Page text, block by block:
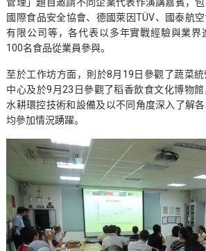
國際食品安全協會、德國萊因TÜV、國泰航
有限公司等，各代表以多年實戰經驗與業界
100名食品從業員參與。
至於工作坊方面，則於8月19日參觀了蔬菜
中心及於9月23日參觀了稻香飲食文化博物
水耕環控技術和設備及以不同角度深入了解
均參加情況踴躍。